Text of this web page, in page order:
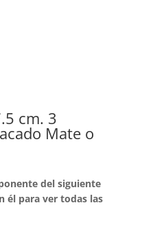
cm. 3
Mate o
del siguiente
él para ver todas las